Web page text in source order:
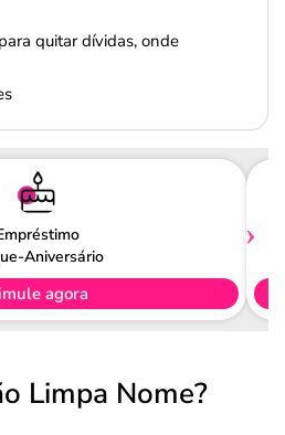
quitar dívidas, onde
Aniversário
agora
Limpa Nome?